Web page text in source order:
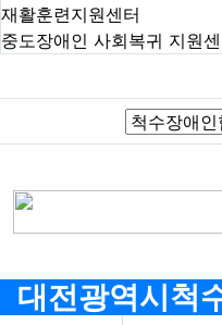
재활훈련지원센터
중도장애인 사회복귀 지원
대전광역시척